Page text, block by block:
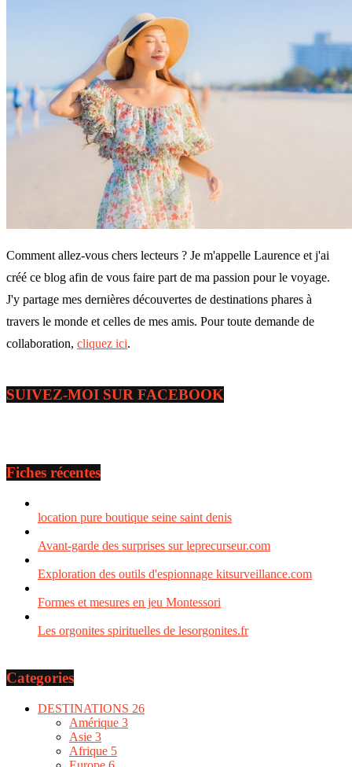
Comment allez-vous chers lecteurs ? Je m'appelle Laurence et j'ai
créé ce blog afin de vous faire part de ma passion pour le voyage.
J'y partage mes dernières découvertes de destinations phares à
travers le monde et celles de mes amis. Pour toute demande de
collaboration, cliquez ici.
SUIVEZ-MOI SUR FACEBOOK
Fiches récentes
location pure boutique seine saint denis
Avant-garde des surprises sur leprecurseur.com
Exploration des outils d'espionnage kitsurveillance.com
Formes et mesures en jeu Montessori
Les orgonites spirituelles de lesorgonites.fr
Categories
DESTINATIONS 26
Amérique 3
Asie 3
Afrique 5